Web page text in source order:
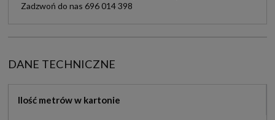
Zadzwoń do nas 696 014 398
DANE TECHNICZNE
Ilość metrów w kartonie